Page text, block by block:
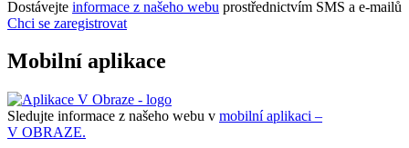
Dostávejte informace z našeho webu prostřednictvím SMS a e-mailů
Chci se zaregistrovat
Mobilní aplikace
Sledujte informace z našeho webu v mobilní aplikaci –
V OBRAZE.